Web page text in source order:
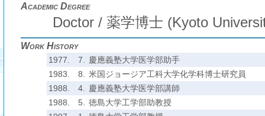
Academic Degree
Doctor / 薬学博士 (Kyoto
Work History
1977. 7.
慶應義塾大学医学部助手
1983.
8.
米国ジョージア工科大学化学科博士研究員
1988.
4.
慶應義塾大学医学部講師
1988.
5.
徳島大学工学部助教授